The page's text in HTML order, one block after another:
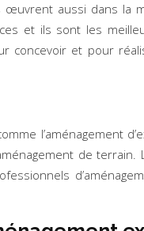
aussi dans la
et ils sont les
concevoir et pour
l’aménagement
de terrain.